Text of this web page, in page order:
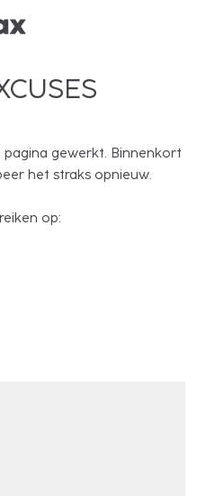
gewerkt. Binnenkort
het straks opnieuw.
op: